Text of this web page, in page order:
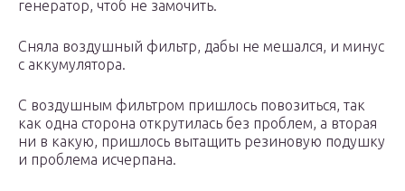
генератор, чтоб не замочить.
Сняла воздушный фильтр, дабы не мешался, и минус
с аккумулятора.
С воздушным фильтром пришлось повозиться, так
как одна сторона открутилась без проблем, а вторая
ни в какую, пришлось вытащить резиновую подушку
и проблема исчерпана.